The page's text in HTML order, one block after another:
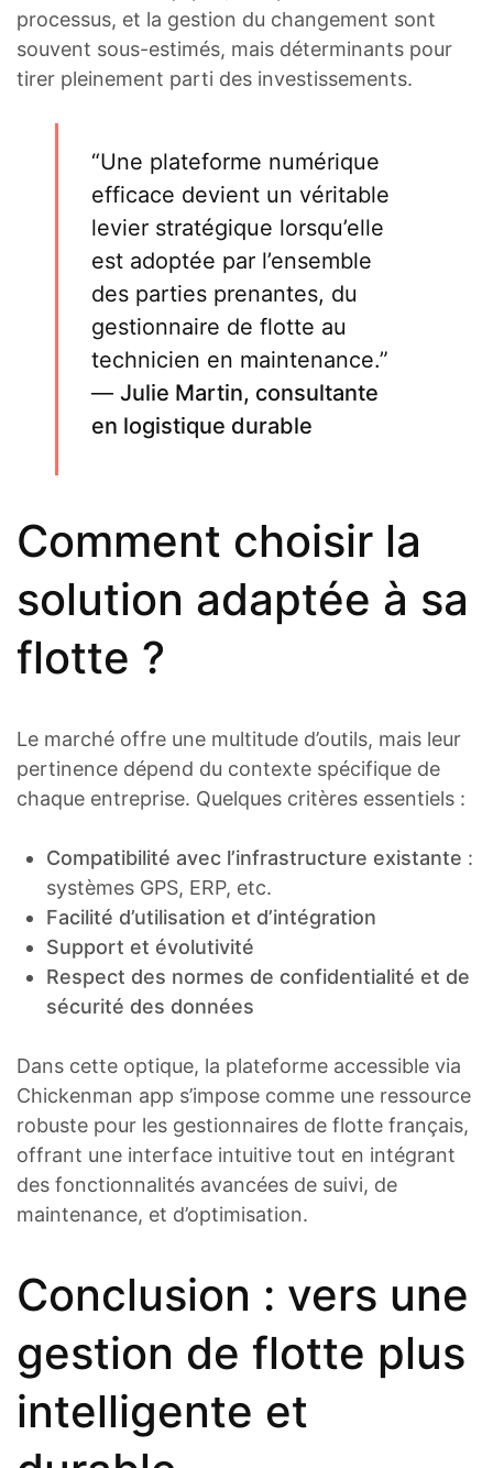
processus, et la gestion du changement sont
souvent sous-estimés, mais déterminants pour
tirer pleinement parti des investissements.
“Une plateforme numérique
efficace devient un véritable
levier stratégique lorsqu’elle
est adoptée par l’ensemble
des parties prenantes, du
gestionnaire de flotte au
technicien en maintenance.”
— Julie Martin, consultante
en logistique durable
Comment choisir la
solution adaptée à sa
flotte ?
Le marché offre une multitude d’outils, mais leur
pertinence dépend du contexte spécifique de
chaque entreprise. Quelques critères essentiels :
Compatibilité avec l’infrastructure existante :
systèmes GPS, ERP, etc.
Facilité d’utilisation et d’intégration
Support et évolutivité
Respect des normes de confidentialité et de
sécurité des données
Dans cette optique, la plateforme accessible via
Chickenman app s’impose comme une ressource
robuste pour les gestionnaires de flotte français,
offrant une interface intuitive tout en intégrant
des fonctionnalités avancées de suivi, de
maintenance, et d’optimisation.
Conclusion : vers une
gestion de flotte plus
intelligente et